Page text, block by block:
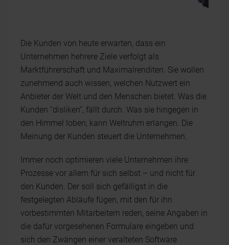
Die Kunden von heute erwarten, dass ein
Unternehmen hehrere Ziele verfolgt als
Marktführerschaft und Maximalrenditen. Sie wollen
zunehmend auch wissen, welchen Nutzwert ein
Anbieter der Welt und den Menschen bietet. Was die
Kunden “disliken”, fällt durch. Was sie hingegen in
den Himmel loben, kann Weltruhm erlangen. Die
Meinung der Kunden steuert die Unternehmen.
Immer noch optimieren viele Unternehmen ihre
Prozesse vor allem für sich selbst – und nicht für
den Kunden. Der soll sich gefälligst in die
festgelegten Abläufe fügen, mit den für ihn
vorbestimmten Mitarbeitern reden, seine Angaben in
die dafür vorgesehenen Formulare eingeben und
sich den Zwängen einer veralteten Software